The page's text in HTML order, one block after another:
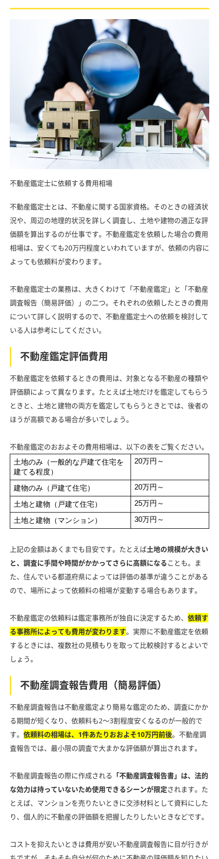
不動産鑑定士に依頼する費用相場
不動産鑑定士とは、不動産に関する国家資格。そのときの経済状
況や、周辺の地理的状況を詳しく調査し、土地や建物の適正な評
価額を算出するのが仕事です。不動産鑑定を依頼した場合の費用
相場は、安くても20万円程度といわれていますが、依頼の内容に
よっても依頼料が変わります。
不動産鑑定士の業務は、大きくわけて「不動産鑑定」と「不動産
調査報告（簡易評価）」の二つ。それぞれの依頼したときの費用
について詳しく説明するので、不動産鑑定士への依頼を検討して
いる人は参考にしてください。
不動産鑑定評価費用
不動産鑑定を依頼するときの費用は、対象となる不動産の種類や
評価額によって異なります。たとえば土地だけを鑑定してもらう
ときと、土地と建物の両方を鑑定してもらうときとでは、後者の
ほうが高額である場合が多いでしょう。
不動産鑑定のおおよその費用相場は、以下の表をご覧ください。
土地のみ（一般的な戸建て住宅を
建てる程度）
20万円～
建物のみ（戸建て住宅） 20万円～
土地と建物（戸建て住宅） 25万円～
土地と建物（マンション） 30万円～
上記の金額はあくまでも目安です。たとえば土地の規模が大きい
と、調査に手間や時間がかかってさらに高額になることも。ま
た、住んでいる都道府県によっては評価の基準が違うことがある
ので、場所によって依頼料の相場が変動する場合もあります。
不動産鑑定の依頼料は鑑定事務所が独自に決定するため、 依頼す
る事務所によっても費用が変わります。実際に不動産鑑定を依頼
するときには、複数社の見積もりを取って比較検討するとよいで
しょう。
不動産調査報告費用（簡易評価）
不動産調査報告は不動産鑑定より簡易な鑑定のため、調査にかか
る期間が短くなり、依頼料も2〜3割程度安くなるのが一般的で
す。 依頼料の相場は、1件あたりおおよそ10万円前後。不動産調
査報告では、最小限の調査で大まかな評価額が算出されます。
不動産調査報告の際に作成される 「不動産調査報告書」は、法的
な効力は持っていないため使用できるシーンが限定されます。た
とえば、マンションを売りたいときに交渉材料として資料にした
り、個人的に不動産の評価額を把握したりしたいときなどです。
コストを抑えたいときは費用が安い不動産調査報告に目が行きが